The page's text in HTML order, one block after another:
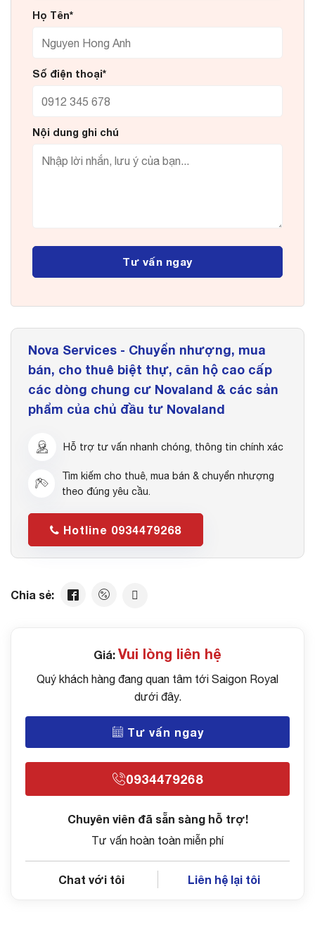
Họ Tên*
Số điện thoại*
Nội dung ghi chú
Nova Services - Chuyển nhượng, mua
bán, cho thuê biệt thự, căn hộ cao cấp
các dòng chung cư Novaland & các sản
phẩm của chủ đầu tư Novaland
Hỗ trợ tư vấn nhanh chóng, thông tin chính xác
Tìm kiếm cho thuê, mua bán & chuyển nhượng
theo đúng yêu cầu.
Hotline 0934479268
Giá: Vui lòng liên hệ
Quý khách hàng đang quan tâm tới Saigon Royal
dưới đây.
Tư vấn ngay
0934479268
Chuyên viên đã sẵn sàng hỗ trợ!
Tư vấn hoàn toàn miễn phí
Chat với tôi Liên hệ lại tôi